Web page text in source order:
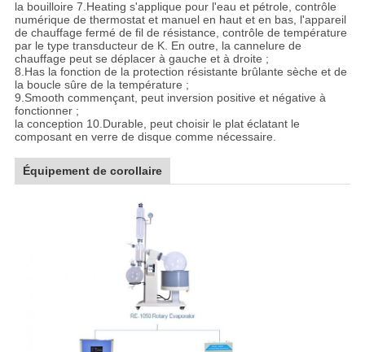
la bouilloire 7.Heating s'applique pour l'eau et pétrole, contrôle
numérique de thermostat et manuel en haut et en bas, l'appareil
de chauffage fermé de fil de résistance, contrôle de température
par le type transducteur de K. En outre, la cannelure de
chauffage peut se déplacer à gauche et à droite ;
8.Has la fonction de la protection résistante brûlante sèche et de
la boucle sûre de la température ;
9.Smooth commençant, peut inversion positive et négative à
fonctionner ;
la conception 10.Durable, peut choisir le plat éclatant le
composant en verre de disque comme nécessaire.
Équipement de corollaire